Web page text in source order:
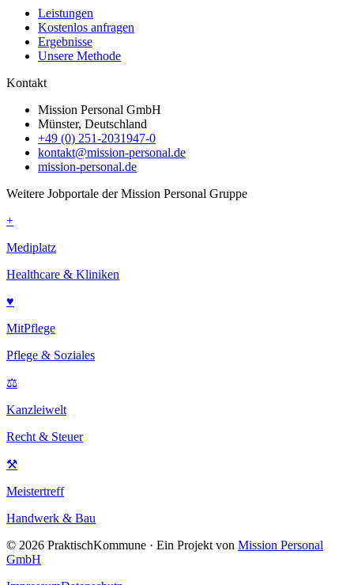
Leistungen
Kostenlos anfragen
Ergebnisse
Unsere Methode
Kontakt
Mission Personal GmbH
Münster, Deutschland
+49 (0) 251-2031947-0
kontakt@mission-personal.de
mission-personal.de
Weitere Jobportale der Mission Personal Gruppe
+
Mediplatz
Healthcare & Kliniken
♥
MitPflege
Pflege & Soziales
⚖
Kanzleiwelt
Recht & Steuer
⚒
Meistertreff
Handwerk & Bau
© 2026 PraktischKommune · Ein Projekt von Mission Personal
GmbH